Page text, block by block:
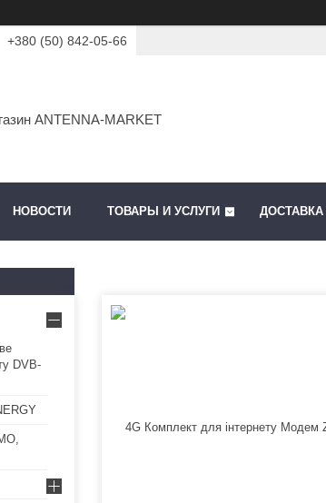
+380 (50) 842-05-66
ANTENNA-MARKET
НОВОСТИ ТОВАРЫ И УСЛУГИ
DVB-